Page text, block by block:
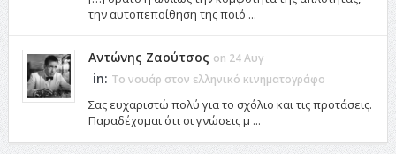
την αυτοπεποίθηση της ποιό ...
Αντώνης Ζαούτσος on 24 Αυγ
in: Το νουάρ στον ελληνικό κινηματογράφο
Σας ευχαριστώ πολύ για το σχόλιο και τις προτάσεις.
Παραδέχομαι ότι οι γνώσεις μ ...